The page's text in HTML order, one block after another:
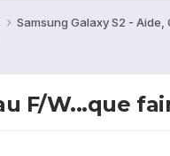
Samsung Galaxy S2 - Aide,
F/W...que